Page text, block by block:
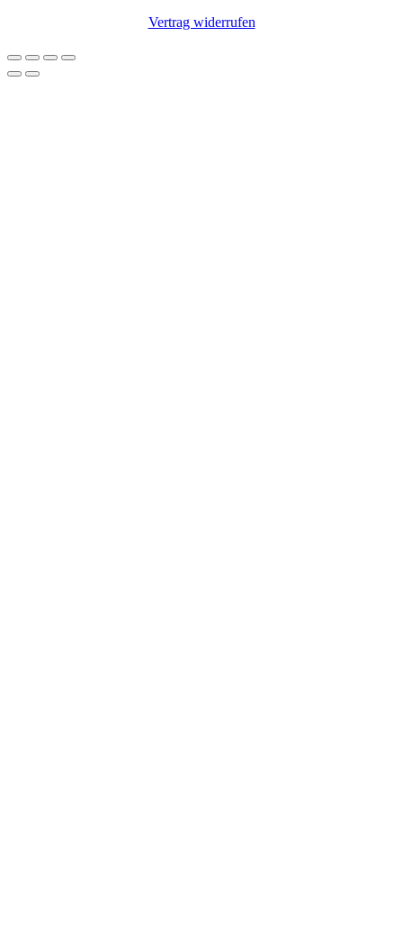
Vertrag widerrufen